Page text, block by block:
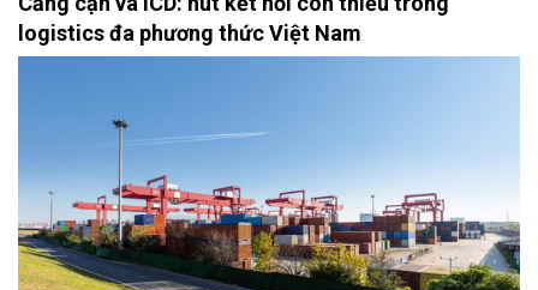
logistics đa phương thức Việt Nam